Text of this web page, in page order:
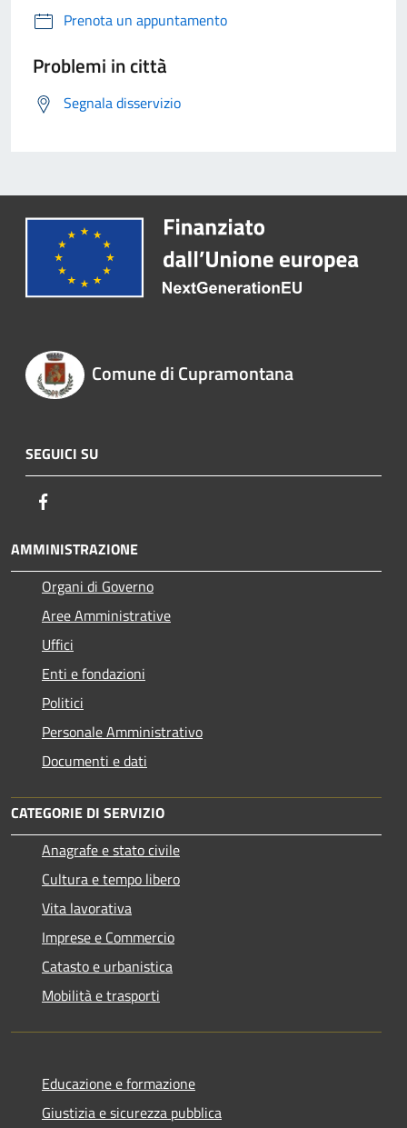
Prenota un appuntamento
Problemi in città
Segnala disservizio
Comune di Cupramontana
SEGUICI SU
AMMINISTRAZIONE
Organi di Governo
Aree Amministrative
Uffici
Enti e fondazioni
Politici
Personale Amministrativo
Documenti e dati
CATEGORIE DI SERVIZIO
Anagrafe e stato civile
Cultura e tempo libero
Vita lavorativa
Imprese e Commercio
Catasto e urbanistica
Mobilità e trasporti
Educazione e formazione
Giustizia e sicurezza pubblica